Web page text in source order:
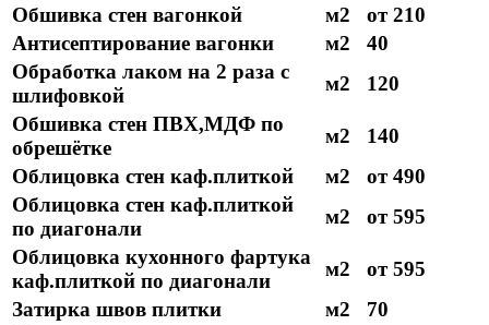
Обшивка стен вагонкой
м2
от 210
Антисептирование вагонки
м2
40
Обработка лаком на 2 раза с
шлифовкой
м2
120
Обшивка стен ПВХ,МДФ по
обрешётке
м2
140
Облицовка стен каф.плиткой
м2
от 490
Облицовка стен каф.плиткой
по диагонали
м2
от 595
Облицовка кухонного фартука
каф.плиткой по диагонали
м2
от 595
Затирка швов плитки
м2
70